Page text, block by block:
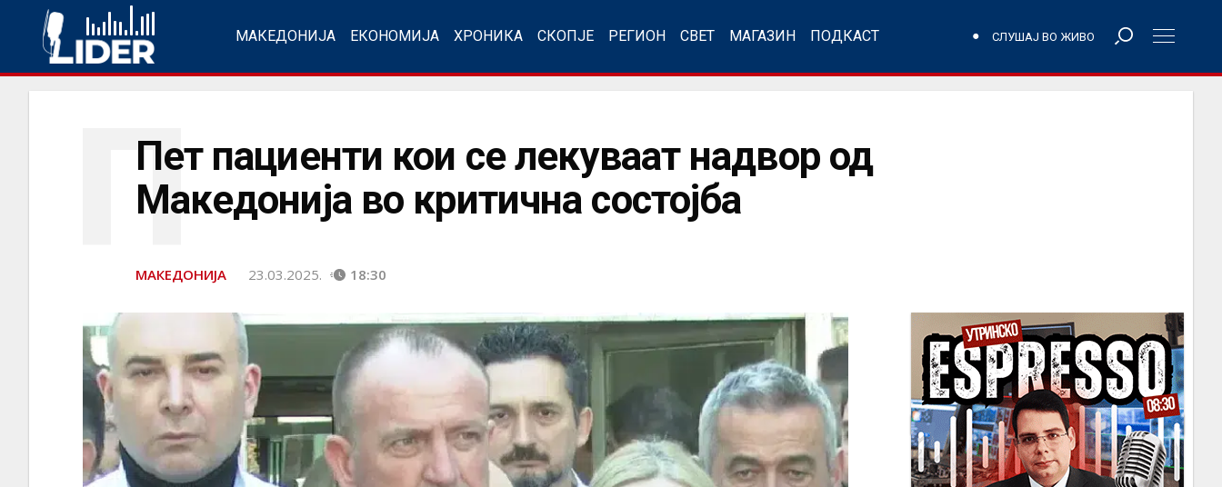
МАКЕДОНИЈА ЕКОНОМИЈА ХРОНИКА СКОПЈЕ РЕГИОН СВЕТ МАГАЗИН ПОДКАСТ СЛУШАЈ ВО ЖИВО
Пет пациенти кои се лекуваат надвор од
Македонија во критична состојба
П
МАКЕДОНИЈА 23.03.2025. 18:30